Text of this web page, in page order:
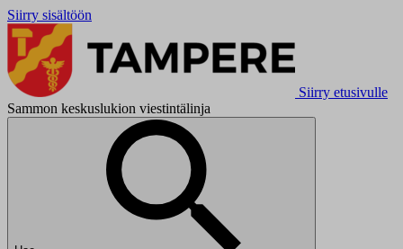
Siirry sisältöön
Siirry etusivulle
Sammon keskuslukion viestintälinja